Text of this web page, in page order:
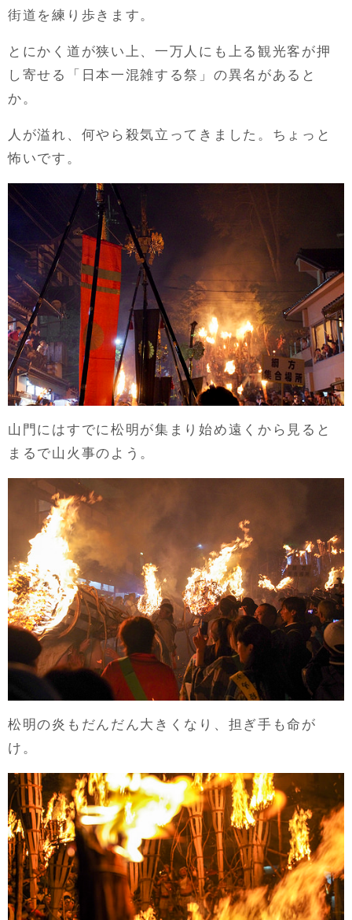
街道を練り歩きます。
とにかく道が狭い上、一万人にも上る観光客が押
し寄せる「日本一混雑する祭」の異名があると
か。
人が溢れ、何やら殺気立ってきました。ちょっと
怖いです。
山門にはすでに松明が集まり始め遠くから見ると
まるで山火事のよう。
松明の炎もだんだん大きくなり、担ぎ手も命が
け。